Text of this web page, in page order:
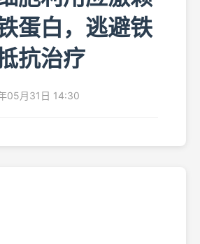
蛋白，逃避铁
抗治疗
05月31日 14:30